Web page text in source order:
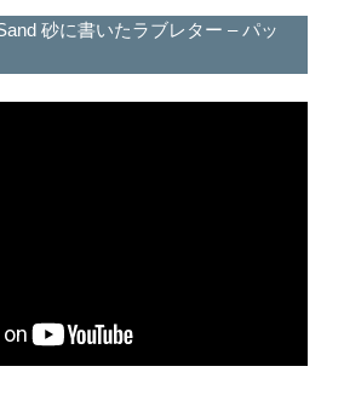
砂に書いたラブレター – パッ